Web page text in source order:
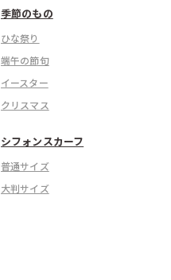
季節のもの
ひな祭り
端午の節句
イースター
クリスマス
シフォンスカーフ
普通サイズ
大判サイズ